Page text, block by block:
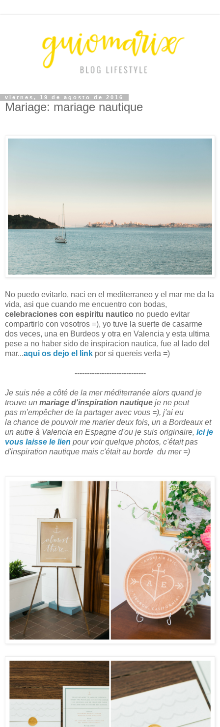
viernes, 19 de agosto de 2016
Mariage: mariage nautique
No puedo evitarlo, naci en el mediterraneo y el mar me da la
vida, asi que cuando me encuentro con bodas,
celebraciones con espiritu nautico no puedo evitar
compartirlo con vosotros =), yo tuve la suerte de casarme
dos veces, una en Burdeos y otra en Valencia y esta ultima
pese a no haber sido de inspiracion nautica, fue al lado del
mar...aqui os dejo el link por si quereis verla =)
-----------------------------
Je suis née a côté de la mer méditerranée alors quand je
trouve un mariage d'inspiration nautique je ne peut
pas m’empêcher de la partager avec vous =), j'ai eu
la chance de pouvoir me marier deux fois, un a Bordeaux et
un autre à Valencia en Espagne d'ou je suis originaire, ici je
vous laisse le lien pour voir quelque photos, c'était pas
d'inspiration nautique mais c'était au borde du mer =)